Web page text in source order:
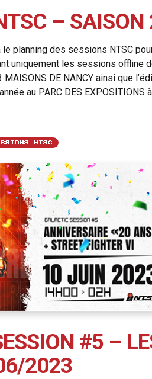
–
planning des sessions NTSC
uniquement les sessions offline
DE NANCY ainsi que
au PARC DES EXPOSITIONS
NTSC
#5 –
2023